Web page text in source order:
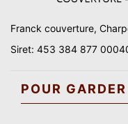
Franck couverture,
Siret: 453 384 877
POUR